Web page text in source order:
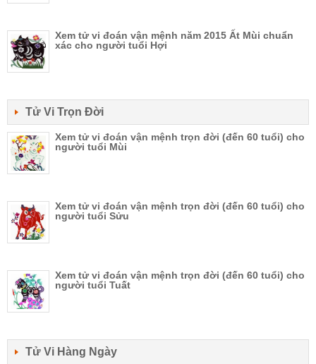
Xem tử vi đoán vận mệnh năm 2015 Ất Mùi chuẩn
xác cho người tuổi Hợi
Tử Vi Trọn Đời
Xem tử vi đoán vận mệnh trọn đời (đến 60 tuổi) cho
người tuổi Mùi
Xem tử vi đoán vận mệnh trọn đời (đến 60 tuổi) cho
người tuổi Sửu
Xem tử vi đoán vận mệnh trọn đời (đến 60 tuổi) cho
người tuổi Tuất
Tử Vi Hàng Ngày